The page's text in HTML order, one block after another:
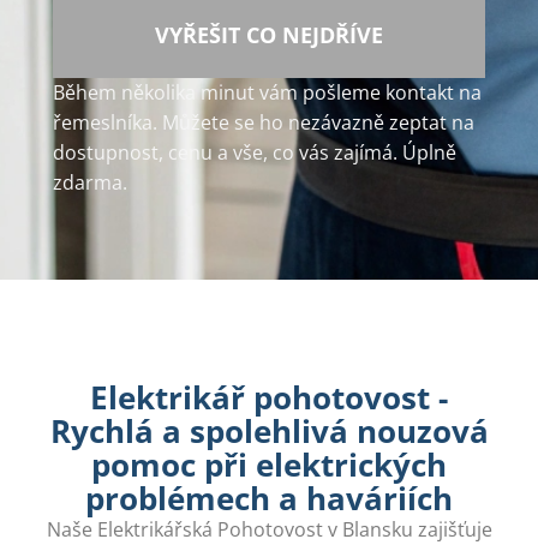
VYŘEŠIT CO NEJDŘÍVE
Během několika minut vám pošleme kontakt na
řemeslníka. Můžete se ho nezávazně zeptat na
dostupnost, cenu a vše, co vás zajímá. Úplně
zdarma.
Elektrikář pohotovost -
Rychlá a spolehlivá nouzová
pomoc při elektrických
problémech a haváriích
Naše Elektrikářská Pohotovost v Blansku zajišťuje